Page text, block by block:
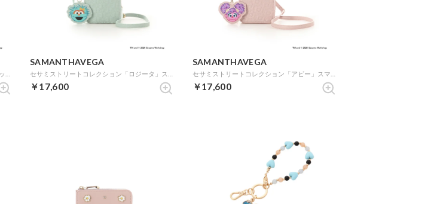
SAMANTHAVEGA
￥17,600
SAMANTHAVEGA
￥17,600